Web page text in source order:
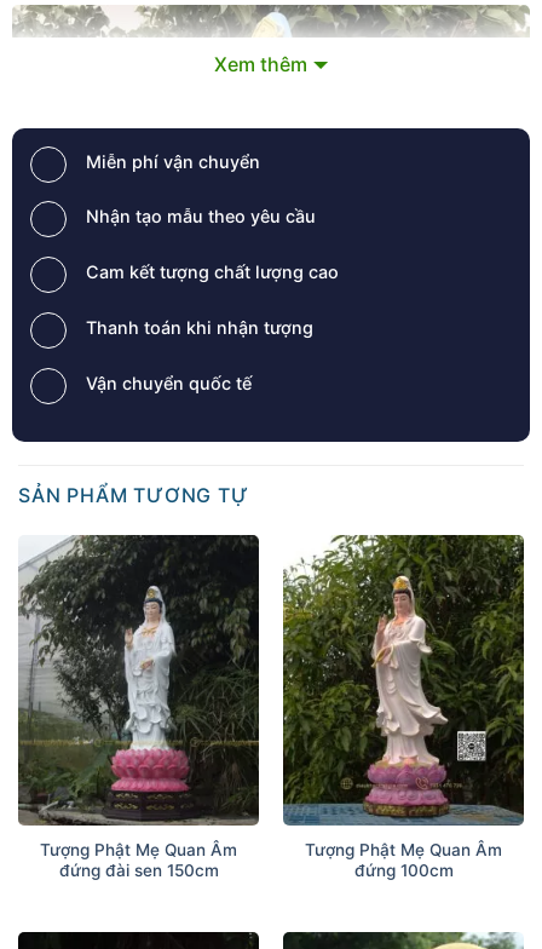
Xem thêm
Miễn phí vận chuyển
Nhận tạo mẫu theo yêu cầu
Cam kết tượng chất lượng cao
Thanh toán khi nhận tượng
Vận chuyển quốc tế
SẢN PHẨM TƯƠNG TỰ
Tượng Phật Mẹ Quan Âm
đứng đài sen 150cm
Tượng Phật Mẹ Quan Âm
đứng 100cm